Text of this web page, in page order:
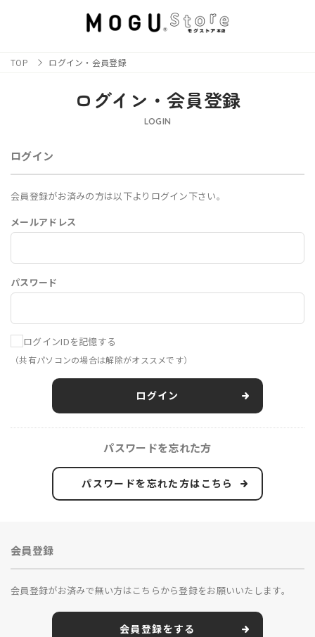
TOP ログイン・会員登録
ログイン・会員登録
LOGIN
ログイン
会員登録がお済みの方は以下よりログイン下さい。
メールアドレス
パスワード
ログインIDを記憶する
（共有パソコンの場合は解除がオススメです）
ログイン
パスワードを忘れた方
パスワードを忘れた方はこちら
会員登録
会員登録がお済みで無い方はこちらから登録をお願いいたします。
会員登録をする